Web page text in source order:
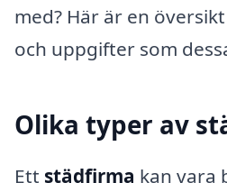
med? Här är en
och uppgifter som
Olika typer av
Ett städfirma kan vara